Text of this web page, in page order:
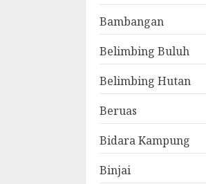
Bambangan
Belimbing Buluh
Belimbing Hutan
Beruas
Bidara Kampung
Binjai